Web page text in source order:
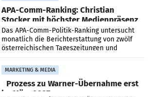
APA-Comm-Ranking: Christian
Stocker mit höchster Medienpräsenz
im Juli
Das APA-Comm-Politik-Ranking untersucht
monatlich die Berichterstattung von zwölf
österreichischen Tageszeitungen und
analysiert, welche Politikerinnen und
Politiker Österreichs die
MARKETING & MEDIA
Prozess zu Warner-Übernahme erst
im März 2027